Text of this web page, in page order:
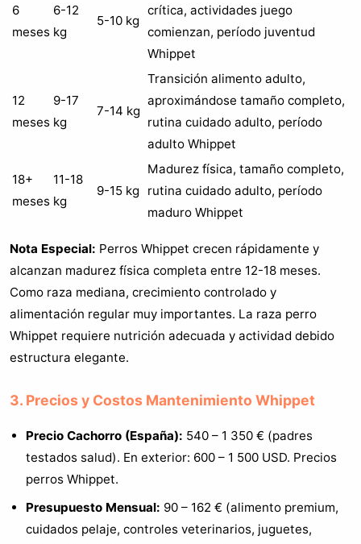
6
meses
6-12
kg
5-10 kg
crítica, actividades juego
comienzan, período juventud
Whippet
12
meses
9-17
kg
7-14 kg
Transición alimento adulto,
aproximándose tamaño completo,
rutina cuidado adulto, período
adulto Whippet
18+
meses
11-18
kg
9-15 kg
Madurez física, tamaño completo,
rutina cuidado adulto, período
maduro Whippet
Nota Especial: Perros Whippet crecen rápidamente y
alcanzan madurez física completa entre 12-18 meses.
Como raza mediana, crecimiento controlado y
alimentación regular muy importantes. La raza perro
Whippet requiere nutrición adecuada y actividad debido
estructura elegante.
3. Precios y Costos Mantenimiento Whippet
Precio Cachorro (España): 540 – 1 350 € (padres
testados salud). En exterior: 600 – 1 500 USD. Precios
perros Whippet.
Presupuesto Mensual: 90 – 162 € (alimento premium,
cuidados pelaje, controles veterinarios, juguetes,